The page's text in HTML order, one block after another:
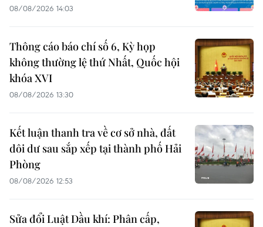
08/08/2026 14:03
Thông cáo báo chí số 6, Kỳ họp
không thường lệ thứ Nhất, Quốc hội
khóa XVI
08/08/2026 13:30
Kết luận thanh tra về cơ sở nhà, đất
dôi dư sau sắp xếp tại thành phố Hải
Phòng
08/08/2026 12:53
Sửa đổi Luật Dầu khí: Phân cấp,